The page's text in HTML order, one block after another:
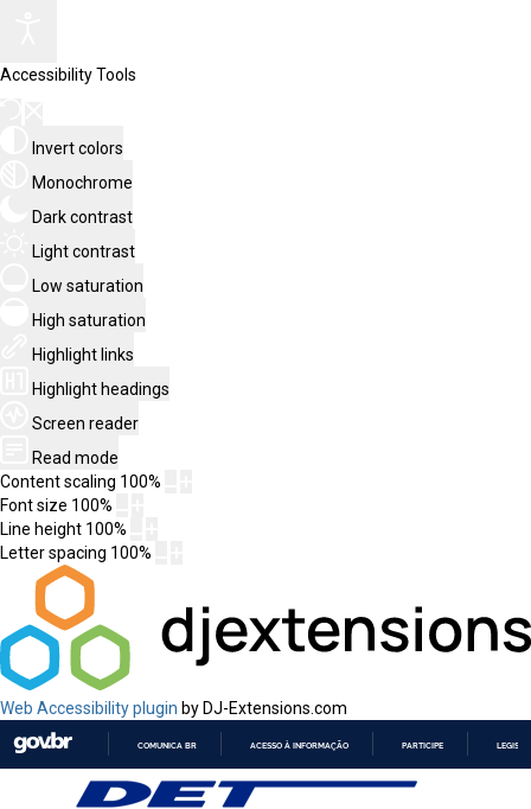
Accessibility Tools
Invert colors
Monochrome
Dark contrast
Light contrast
Low saturation
High saturation
Highlight links
Highlight headings
Screen reader
Read mode
Content scaling 100%
Font size 100%
Line height 100%
Letter spacing 100%
Web Accessibility plugin by DJ-Extensions.com
COMUNICA BR ACESSO À INFORMAÇÃO PARTICIPE